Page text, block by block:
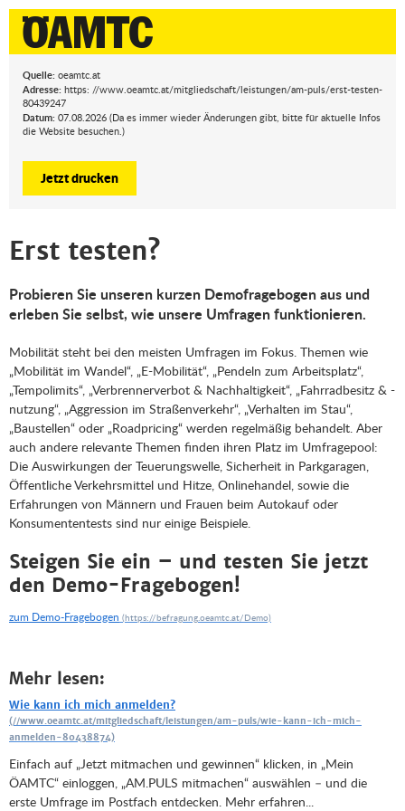
Quelle: oeamtc.at
Adresse: https: //www.oeamtc.at/mitgliedschaft/leistungen/am-puls/erst-testen-
80439247
Datum: 07.08.2026 (Da es immer wieder Änderungen gibt, bitte für aktuelle Infos
die Website besuchen.)
Jetzt drucken
Erst testen?
Probieren Sie unseren kurzen Demofragebogen aus und
erleben Sie selbst, wie unsere Umfragen funktionieren.
Mobilität steht bei den meisten Umfragen im Fokus. Themen wie
„Mobilität im Wandel“, „E-Mobilität“, „Pendeln zum Arbeitsplatz“,
„Tempolimits“, „Verbrennerverbot & Nachhaltigkeit“, „Fahrradbesitz & -
nutzung“, „Aggression im Straßenverkehr“, „Verhalten im Stau“,
„Baustellen“ oder „Roadpricing“ werden regelmäßig behandelt. Aber
auch andere relevante Themen finden ihren Platz im Umfragepool:
Die Auswirkungen der Teuerungswelle, Sicherheit in Parkgaragen,
Öffentliche Verkehrsmittel und Hitze, Onlinehandel, sowie die
Erfahrungen von Männern und Frauen beim Autokauf oder
Konsumententests sind nur einige Beispiele.
Steigen Sie ein – und testen Sie jetzt
den Demo-Fragebogen!
zum Demo-Fragebogen
Mehr lesen:
Wie kann ich mich anmelden?
Einfach auf „Jetzt mitmachen und gewinnen“ klicken, in „Mein
ÖAMTC“ einloggen, „AM.PULS mitmachen“ auswählen – und die
erste Umfrage im Postfach entdecken. Mehr erfahren...